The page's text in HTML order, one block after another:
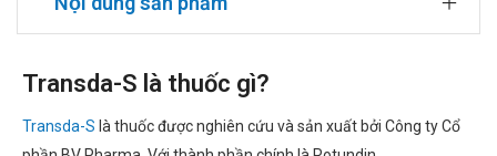
Transda-S là thuốc gì?
Transda-S là thuốc được nghiên cứu và sản xuất bởi Công ty Cổ